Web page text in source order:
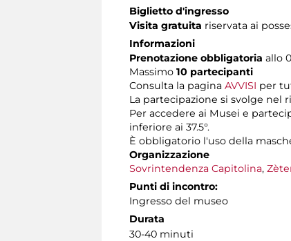
Biglietto d'ingresso
Visita gratuita riservata ai
Informazioni
Prenotazione obbligatoria allo
Massimo 10 partecipanti
Consulta la pagina AVVISI per
La partecipazione si svolge nel
Per accedere ai Musei e
inferiore ai 37.5°.
È obbligatorio l'uso della
Organizzazione
Sovrintendenza Capitolina,
Punti di incontro:
Ingresso del museo
Durata
30-40 minuti